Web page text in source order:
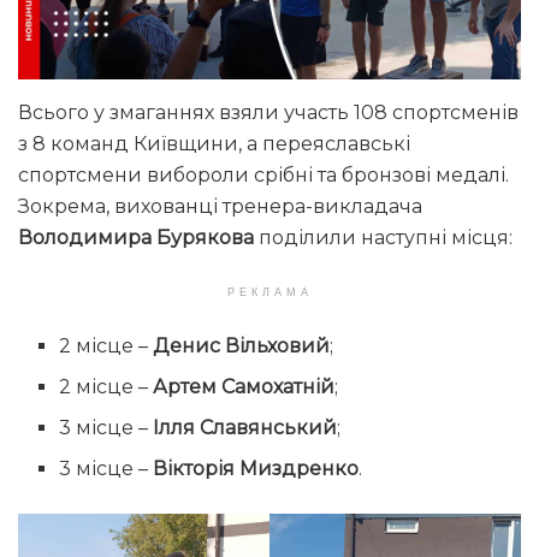
Всього у змаганнях взяли участь 108 спортсменів
з 8 команд Київщини, а переяславські
спортсмени вибороли срібні та бронзові медалі.
Зокрема, вихованці тренера-викладача
Володимира Бурякова поділили наступні місця:
РЕКЛАМА
2 місце –Денис Вільховий;
2 місце –Артем Самохатній;
3 місце – Ілля Славянський;
3 місце – Вікторія Миздренко.